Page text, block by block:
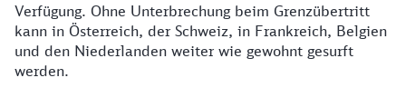
Verfügung. Ohne Unterbrechung beim Grenzübertritt
kann in Österreich, der Schweiz, in Frankreich, Belgien
und den Niederlanden weiter wie gewohnt gesurft
werden.